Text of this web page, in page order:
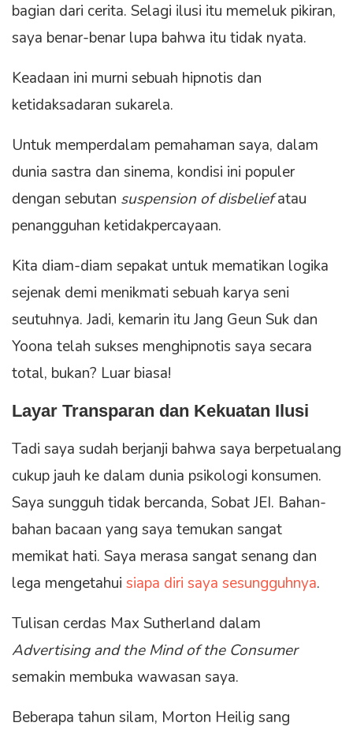
bagian dari cerita. Selagi ilusi itu memeluk pikiran,
saya benar-benar lupa bahwa itu tidak nyata.
Keadaan ini murni sebuah hipnotis dan
ketidaksadaran sukarela.
Untuk memperdalam pemahaman saya, dalam
dunia sastra dan sinema, kondisi ini populer
dengan sebutan suspension of disbeliefatau
penangguhan ketidakpercayaan.
Kita diam-diam sepakat untuk mematikan logika
sejenak demi menikmati sebuah karya seni
seutuhnya. Jadi, kemarin itu Jang Geun Suk dan
Yoona telah sukses menghipnotis saya secara
total, bukan? Luar biasa!
Layar Transparan dan Kekuatan Ilusi
Tadi saya sudah berjanji bahwa saya berpetualang
cukup jauh ke dalam dunia psikologi konsumen.
Saya sungguh tidak bercanda, Sobat JEI. Bahan-
bahan bacaan yang saya temukan sangat
memikat hati. Saya merasa sangat senang dan
lega mengetahui siapa diri saya sesungguhnya.
Tulisan cerdas Max Sutherland dalam
Advertising and the Mind of the Consumer
semakin membuka wawasan saya.
Beberapa tahun silam, Morton Heilig sang